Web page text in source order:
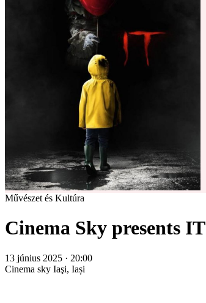
Művészet és Kultúra
Cinema Sky presents IT
13 június 2025 · 20:00
Cinema sky Iaşi, Iași